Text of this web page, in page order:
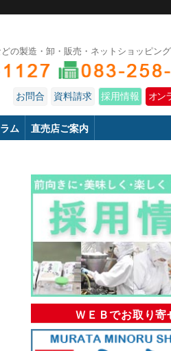
の製造・卸・販売・ネットショッピング
お問合 資料請求 採用情報 オン
ム 直売店ご案内
ＷＥＢでお取り寄